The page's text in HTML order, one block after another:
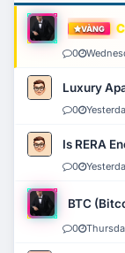
VÀNG
0
Luxury
0
Is RERA
0
BTC
0